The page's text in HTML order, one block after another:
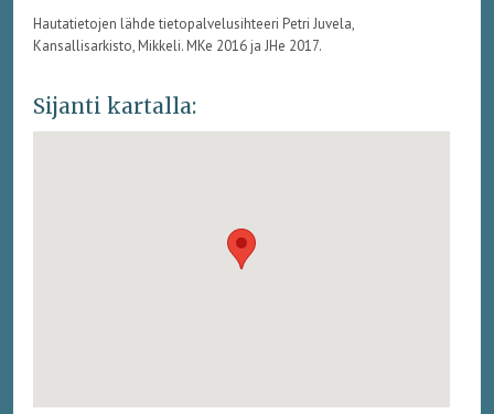
Hautatietojen lähde tietopalvelusihteeri Petri Juvela,
Kansallisarkisto, Mikkeli. MKe 2016 ja JHe 2017.
Sijanti kartalla: